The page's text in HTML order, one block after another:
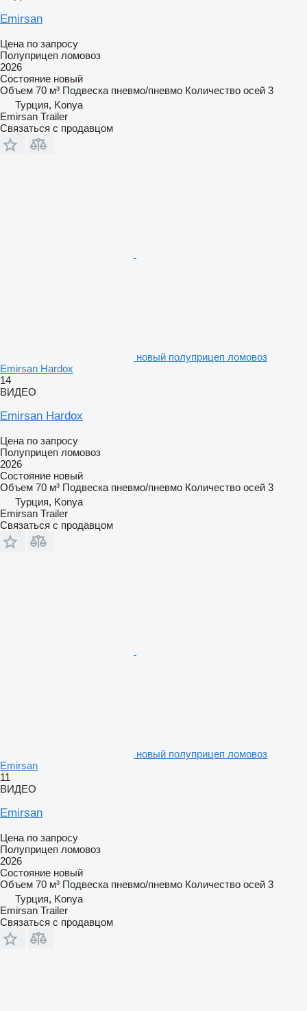
Emirsan
Цена по запросу
Полуприцеп ломовоз
2026
Состояние новый
Объем 70 м³ Подвеска пневмо/пневмо Количество осей 3
Турция, Konya
Emirsan Trailer
Связаться с продавцом
новый полуприцеп ломовоз
Emirsan Hardox
14
ВИДЕО
Emirsan Hardox
Цена по запросу
Полуприцеп ломовоз
2026
Состояние новый
Объем 70 м³ Подвеска пневмо/пневмо Количество осей 3
Турция, Konya
Emirsan Trailer
Связаться с продавцом
новый полуприцеп ломовоз
Emirsan
11
ВИДЕО
Emirsan
Цена по запросу
Полуприцеп ломовоз
2026
Состояние новый
Объем 70 м³ Подвеска пневмо/пневмо Количество осей 3
Турция, Konya
Emirsan Trailer
Связаться с продавцом